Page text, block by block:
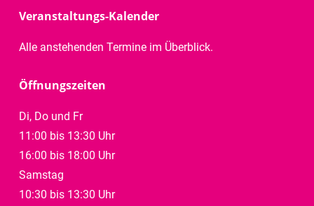
Veranstaltungs-Kalender
Alle anstehenden Termine im Überblick.
Öffnungszeiten
Di, Do und Fr
11:00 bis 13:30 Uhr
16:00 bis 18:00 Uhr
Samstag
10:30 bis 13:30 Uhr